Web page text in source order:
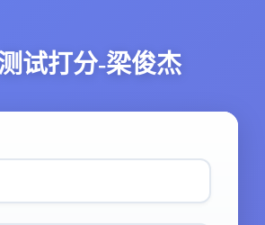
试打分-梁俊杰